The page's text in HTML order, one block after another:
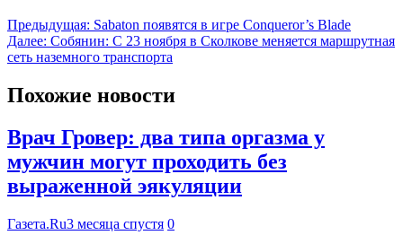
Предыдущая: Sabaton появятся в игре Conqueror’s Blade
Далее: Собянин: С 23 ноября в Сколкове меняется маршрутная
сеть наземного транспорта
Похожие новости
Врач Гровер: два типа оргазма у
мужчин могут проходить без
выраженной эякуляции
Газета.Ru3 месяца спустя 0